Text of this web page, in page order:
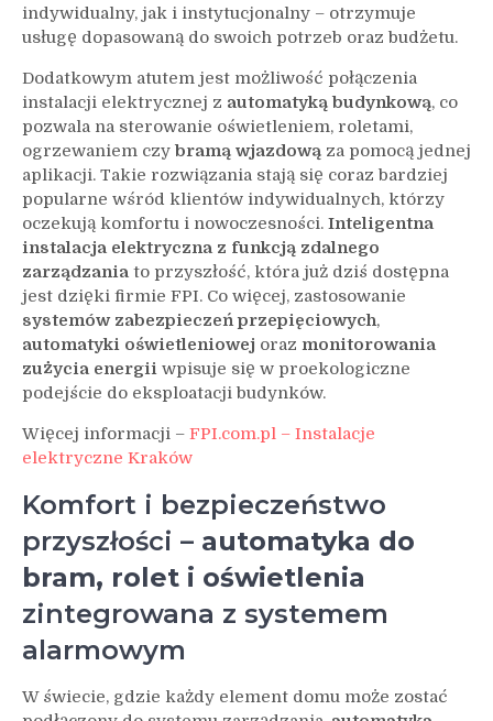
indywidualny, jak i instytucjonalny – otrzymuje
usługę dopasowaną do swoich potrzeb oraz budżetu.
Dodatkowym atutem jest możliwość połączenia
instalacji elektrycznej z automatyką budynkową, co
pozwala na sterowanie oświetleniem, roletami,
ogrzewaniem czy bramą wjazdową za pomocą jednej
aplikacji. Takie rozwiązania stają się coraz bardziej
popularne wśród klientów indywidualnych, którzy
oczekują komfortu i nowoczesności. Inteligentna
instalacja elektryczna z funkcją zdalnego
zarządzania to przyszłość, która już dziś dostępna
jest dzięki firmie FPI. Co więcej, zastosowanie
systemów zabezpieczeń przepięciowych,
automatyki oświetleniowej oraz monitorowania
zużycia energii wpisuje się w proekologiczne
podejście do eksploatacji budynków.
Więcej informacji – FPI.com.pl – Instalacje
elektryczne Kraków
Komfort i bezpieczeństwo
przyszłości – automatyka do
bram, rolet i oświetlenia
zintegrowana z systemem
alarmowym
W świecie, gdzie każdy element domu może zostać